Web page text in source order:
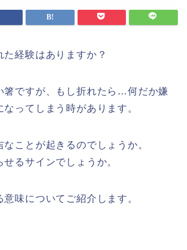
た経験はありますか？
箸ですが、もし折れたら…何だか嫌
ってしまう時があります。
ことが起きるのでしょうか。
るサインでしょうか。
味についてご紹介します。